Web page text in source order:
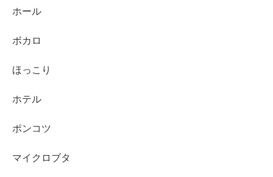
ホール
ボカロ
ほっこり
ホテル
ポンコツ
マイクロブタ